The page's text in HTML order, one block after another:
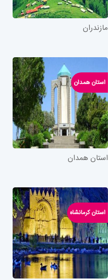
مازندران
استان همدان
استان همدان
استان کرمانشاه